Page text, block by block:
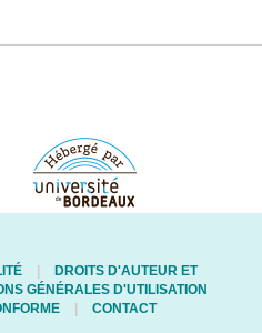
DROITS D'AUTEUR ET
GÉNÉRALES D'UTILISATION
CONTACT